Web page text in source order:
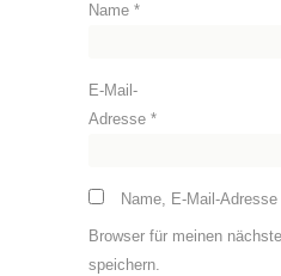
Name *
E-Mail-
Adresse *
Name, E-Mail-
Browser für meinen
speichern.